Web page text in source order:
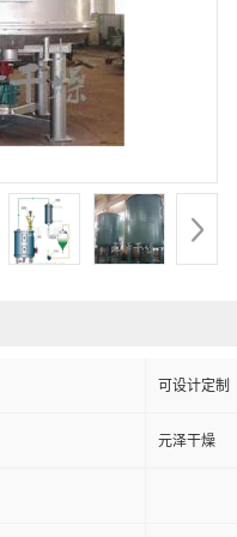
可设计定制
元泽干燥